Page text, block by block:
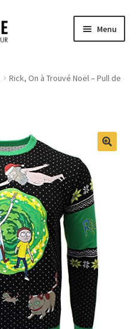
Menu
Rick, On à Trouvé Noël – Pull de